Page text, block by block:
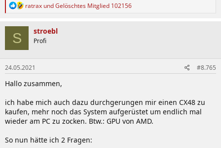
R
k
o
n
e
n
:
ratrax undGelöschtes Mitglied 102156
S stroebl
Profi
24.05.2021 #8.765
Hallo zusammen,
ich habe mich auch dazu durchgerungen mir einen CX48 zu
kaufen, mehr noch das System aufgerüstet um endlich mal
wieder am PC zu zocken. Btw.: GPU von AMD.
So nun hätte ich 2 Fragen: